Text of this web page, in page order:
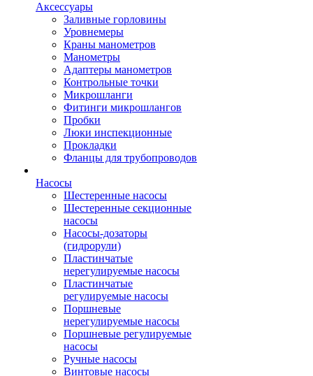
Аксессуары
Заливные горловины
Уровнемеры
Краны манометров
Манометры
Адаптеры манометров
Контрольные точки
Микрошланги
Фитинги микрошлангов
Пробки
Люки инспекционные
Прокладки
Фланцы для трубопроводов
Насосы
Шестеренные насосы
Шестеренные секционные
насосы
Насосы-дозаторы
(гидрорули)
Пластинчатые
нерегулируемые насосы
Пластинчатые
регулируемые насосы
Поршневые
нерегулируемые насосы
Поршневые регулируемые
насосы
Ручные насосы
Винтовые насосы